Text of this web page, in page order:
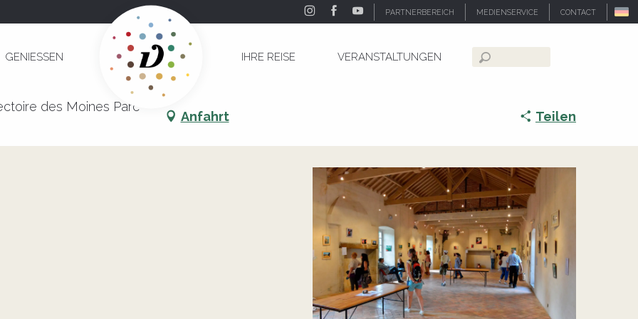
PARTNERBEREICH MEDIENSERVICE CONTACT
GENIESSEN IHRE REISE VERANSTALTUNGEN
Suche
des Moines Parc
Anfahrt Teilen